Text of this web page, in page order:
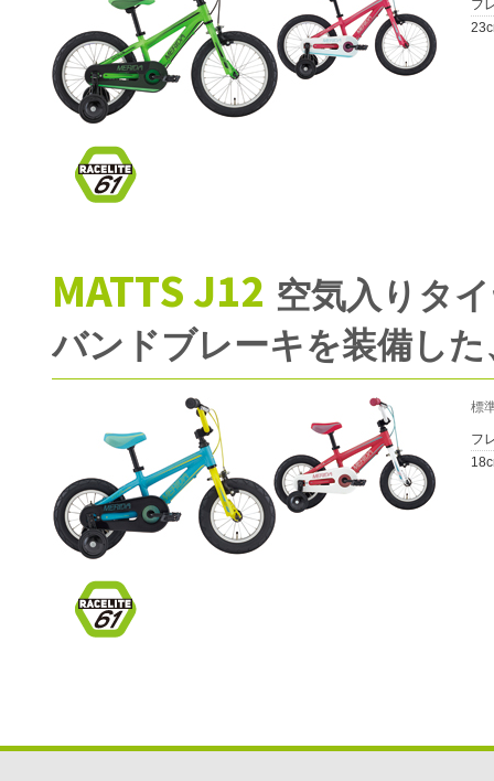
フ
MATTS J12 空気入りタ
バンドブレーキを装備し
標
フ